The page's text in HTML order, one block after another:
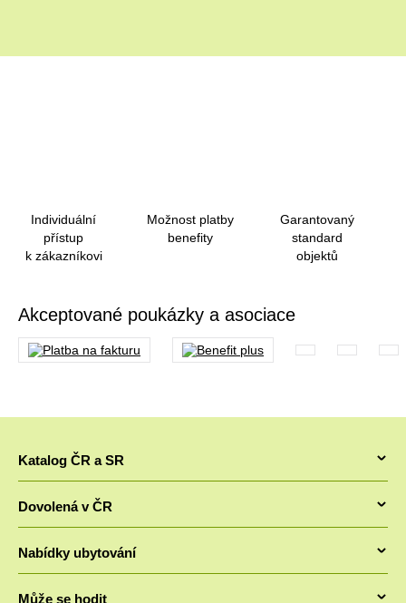
Individuální
přístup
k zákazníkovi
Možnost platby
benefity
Garantovaný
standard
objektů
Akceptované poukázky a asociace
Katalog ČR a SR
Chaty Šumava
Chaty a chalupy Lipno
Dovolená v ČR
Levná dovolená v Česku
Nabídky ubytování
Může se hodit